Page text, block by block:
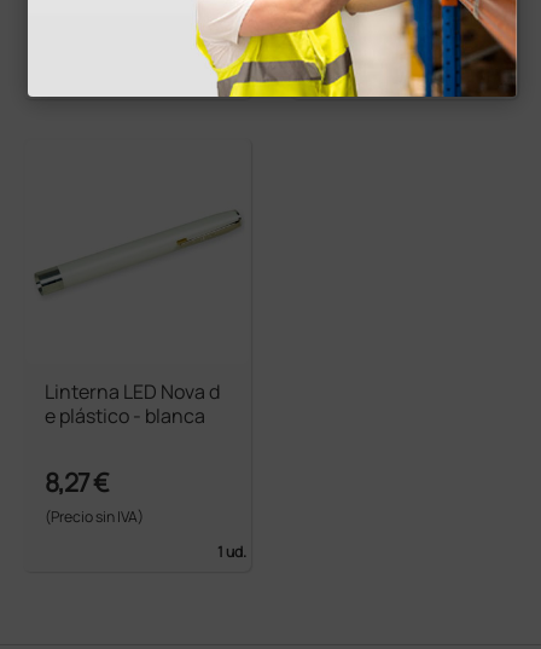
1 ud.
2,24 €
(Precio sin IVA)
1 ud.
Linterna LED Nova d
e plástico - blanca
8,27 €
(Precio sin IVA)
1 ud.